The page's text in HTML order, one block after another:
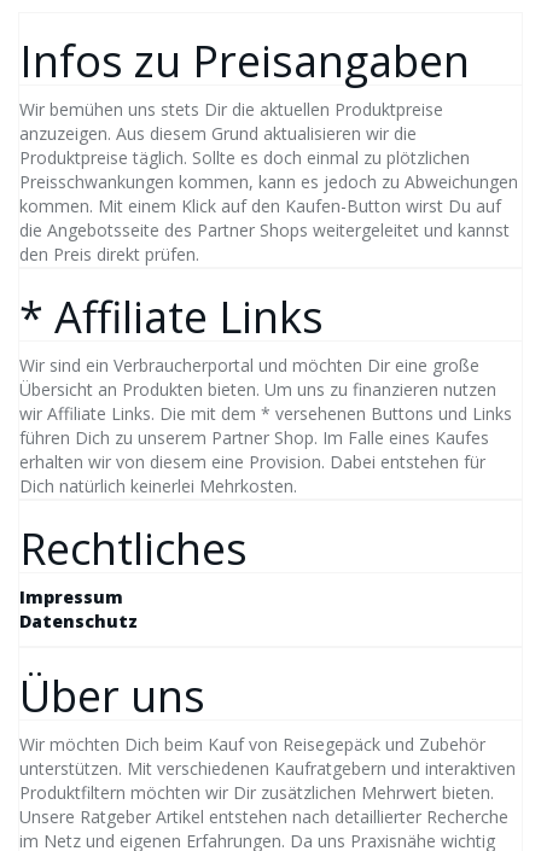
Infos zu Preisangaben
Wir bemühen uns stets Dir die aktuellen Produktpreise
anzuzeigen. Aus diesem Grund aktualisieren wir die
Produktpreise täglich. Sollte es doch einmal zu plötzlichen
Preisschwankungen kommen, kann es jedoch zu Abweichungen
kommen. Mit einem Klick auf den Kaufen-Button wirst Du auf
die Angebotsseite des Partner Shops weitergeleitet und kannst
den Preis direkt prüfen.
* Affiliate Links
Wir sind ein Verbraucherportal und möchten Dir eine große
Übersicht an Produkten bieten. Um uns zu finanzieren nutzen
wir Affiliate Links. Die mit dem * versehenen Buttons und Links
führen Dich zu unserem Partner Shop. Im Falle eines Kaufes
erhalten wir von diesem eine Provision. Dabei entstehen für
Dich natürlich keinerlei Mehrkosten.
Rechtliches
Impressum
Datenschutz
Über uns
Wir möchten Dich beim Kauf von Reisegepäck und Zubehör
unterstützen. Mit verschiedenen Kaufratgebern und interaktiven
Produktfiltern möchten wir Dir zusätzlichen Mehrwert bieten.
Unsere Ratgeber Artikel entstehen nach detaillierter Recherche
im Netz und eigenen Erfahrungen. Da uns Praxisnähe wichtig